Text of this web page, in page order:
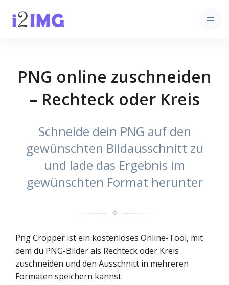
PNG online zuschneiden
– Rechteck oder Kreis
Schneide dein PNG auf den
gewünschten Bildausschnitt zu
und lade das Ergebnis im
gewünschten Format herunter
✧
Png Cropper ist ein kostenloses Online-Tool, mit
dem du PNG-Bilder als Rechteck oder Kreis
zuschneiden und den Ausschnitt in mehreren
Formaten speichern kannst.